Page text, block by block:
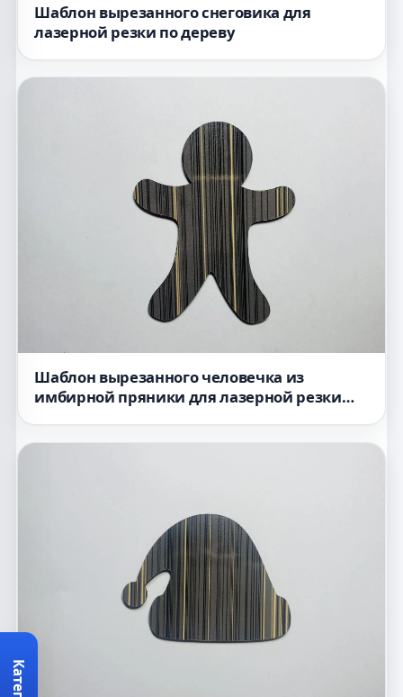
Шаблон вырезанного снеговика для
лазерной резки по дереву
Шаблон вырезанного человечка из
имбирной пряники для лазерной резки